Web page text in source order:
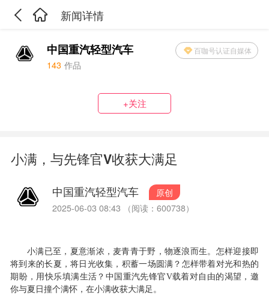
新闻详情
中国重汽轻型汽车 百咖号认证自媒体
143 作品
+关注
小满，与先锋官V收获大满足
中国重汽轻型汽车
原创
2025-06-03 08:43 （阅读：600738）
小满已至，夏意渐浓，麦青青于野，物逐浪而生。怎样迎接即
将到来的长夏，将日光收集，积蓄一场圆满？怎样带着对光和热的
期盼，用快乐填满生活？中国重汽先锋官V载着对自由的渴望，邀
你与夏日撞个满怀，在小满收获大满足。